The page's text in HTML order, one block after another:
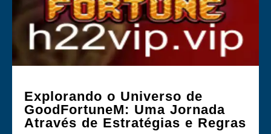
Explorando o Universo de
GoodFortuneM: Uma Jornada
Através de Estratégias e Regras